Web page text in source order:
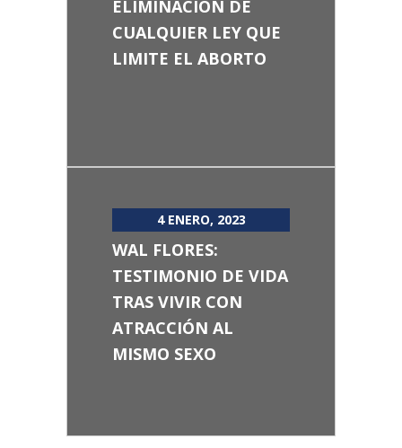
ELIMINACIÓN DE
CUALQUIER LEY QUE
LIMITE EL ABORTO
4 ENERO, 2023
WAL FLORES:
TESTIMONIO DE VIDA
TRAS VIVIR CON
ATRACCIÓN AL
MISMO SEXO